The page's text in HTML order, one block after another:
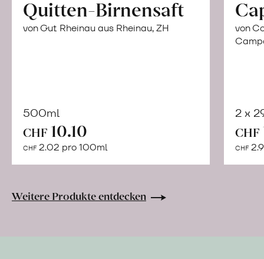
Quitten-Birnensaft
von Gut Rheinau aus Rheinau, ZH
500ml
CHF 10.10
CHF 2.02 pro 100ml
Warenkorb
von
2 x
CHF
CHF
Weitere Produkte entdecken